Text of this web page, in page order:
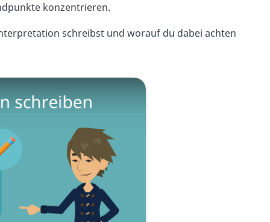
konzentrieren.
schreibst und worauf du dabei achten